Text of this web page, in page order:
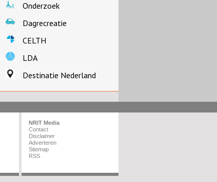
Onderzoek
Dagrecreatie
CELTH
LDA
Destinatie Nederland
NRIT Media
Contact
Disclaimer
Adverteren
Sitemap
RSS